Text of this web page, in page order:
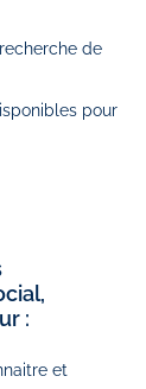
de
pour
:
et